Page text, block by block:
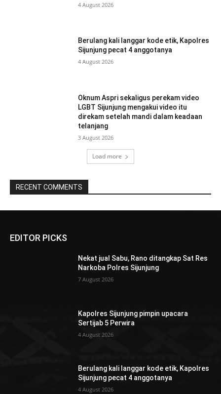
4 August 2026
Berulang kali langgar kode etik, Kapolres
Sijunjung pecat 4 anggotanya
4 August 2026
Oknum Aspri sekaligus perekam video
LGBT Sijunjung mengakui video itu
direkam setelah mandi dalam keadaan
telanjang
3 August 2026
Load more
RECENT COMMENTS
EDITOR PICKS
Nekat jual Sabu, Rano ditangkap Sat Res
Narkoba Polres Sijunjung
7 August 2026
Kapolres Sijunjung pimpin upacara
Sertijab 5 Perwira
4 August 2026
Berulang kali langgar kode etik, Kapolres
Sijunjung pecat 4 anggotanya
4 August 2026